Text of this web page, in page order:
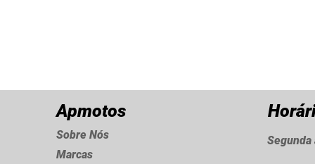
Apmotos
Sobre Nós
Marcas
Segunda